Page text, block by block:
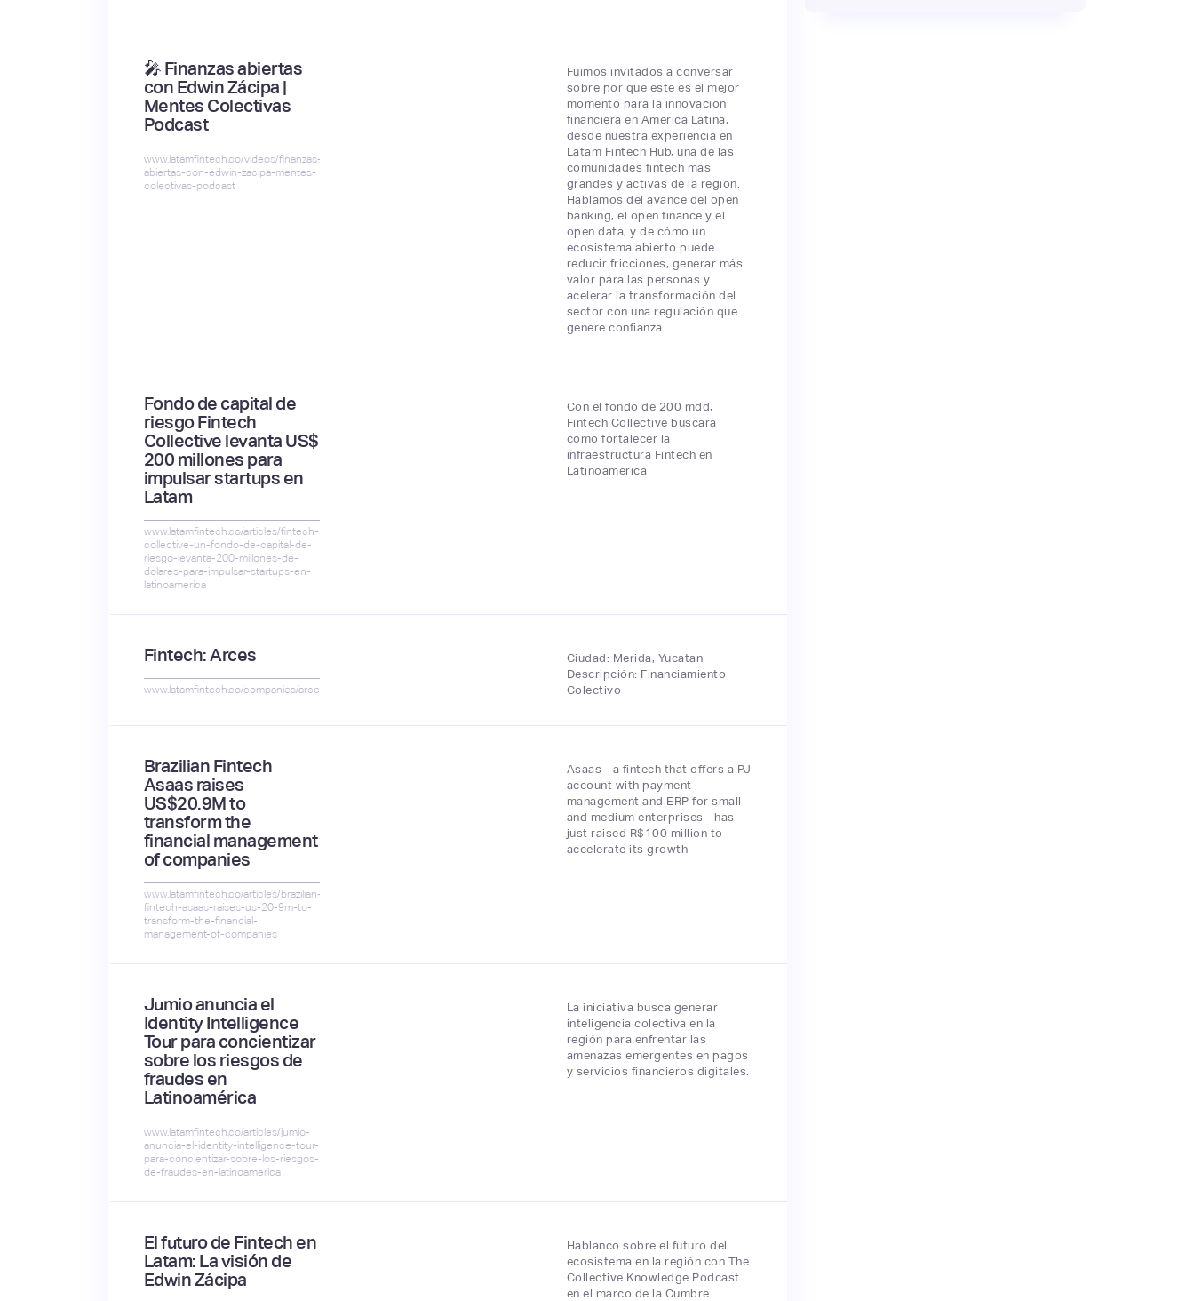
🎤 Finanzas abiertas
con Edwin Zácipa |
Mentes Colectivas
Podcast
www.latamfintech.co/videos/finanzas-
abiertas-con-edwin-zacipa-mentes-
colectivas-podcast
Fuimos invitados a conversar
sobre por qué este es el mejor
momento para la innovación
financiera en América Latina,
desde nuestra experiencia en
Latam Fintech Hub, una de las
comunidades fintech más
grandes y activas de la región.
Hablamos del avance del open
banking, el open finance y el
open data, y de cómo un
ecosistema abierto puede
reducir fricciones, generar más
valor para las personas y
acelerar la transformación del
sector con una regulación que
genere confianza.
Fondo de capital de
riesgo Fintech
Collective levanta US$
200 millones para
impulsar startups en
Latam
www.latamfintech.co/articles/fintech-
collective-un-fondo-de-capital-de-
riesgo-levanta-200-millones-de-
dolares-para-impulsar-startups-en-
latinoamerica
Con el fondo de 200 mdd,
Fintech Collective buscará
cómo fortalecer la
infraestructura Fintech en
Latinoamérica
Fintech: Arces
www.latamfintech.co/companies/arces
Ciudad: Merida, Yucatan
Descripción: Financiamiento
Colectivo
Brazilian Fintech
Asaas raises
US$20.9M to
transform the
financial management
of companies
www.latamfintech.co/articles/brazilian-
fintech-asaas-raises-us-20-9m-to-
transform-the-financial-
management-of-companies
Asaas - a fintech that offers a PJ
account with payment
management and ERP for small
and medium enterprises - has
just raised R$100 million to
accelerate its growth
Jumio anuncia el
Identity Intelligence
Tour para concientizar
sobre los riesgos de
fraudes en
Latinoamérica
www.latamfintech.co/articles/jumio-
anuncia-el-identity-intelligence-tour-
para-concientizar-sobre-los-riesgos-
de-fraudes-en-latinoamerica
La iniciativa busca generar
inteligencia colectiva en la
región para enfrentar las
amenazas emergentes en pagos
y servicios financieros digitales.
El futuro de Fintech en
Latam: La visión de
Edwin Zácipa
Hablanco sobre el futuro del
ecosistema en la región con The
Collective Knowledge Podcast
en el marco de la Cumbre